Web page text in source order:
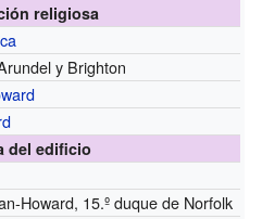
religiosa
y Brighton
del edificio
Howard, 15.º duque de Norfolk